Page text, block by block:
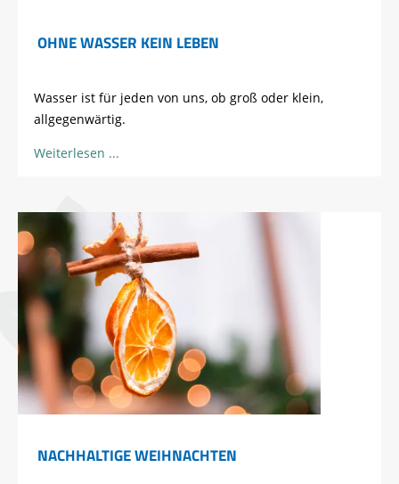
OHNE WASSER KEIN LEBEN
Wasser ist für jeden von uns, ob groß oder klein,
allgegenwärtig.
Weiterlesen
NACHHALTIGE WEIHNACHTEN